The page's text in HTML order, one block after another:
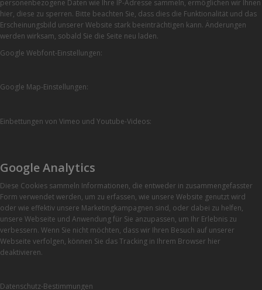
personenbezogene Daten wie Ihre IP-Adresse sammeln, ermöglichen wir Ihnen
hier, diese zu sperren. Bitte beachten Sie, dass dies die Funktionalität und das
Erscheinungsbild unserer Website stark beeinträchtigen kann. Änderungen
werden wirksam, sobald Sie die Seite neu laden.
Google Webfont-Einstellungen:
Google Map-Einstellungen:
Einbettungen von Vimeo und Youtube-Videos:
Google Analytics
Diese Cookies sammeln Informationen, die entweder in zusammengefasster
Form verwendet werden, um zu erfassen, wie unsere Website genutzt wird
oder wie effektiv unsere Marketingkampagnen sind, oder dabei zu helfen,
unsere Webseite und Anwendung für Sie anzupassen, um Ihr Erlebnis zu
verbessern. Wenn Sie nicht möchten, dass wir Ihren Besuch auf unserer
Webseite verfolgen, können Sie das Tracking in Ihrem Browser hier
deaktivieren.
Datenschutz-Bestimmungen